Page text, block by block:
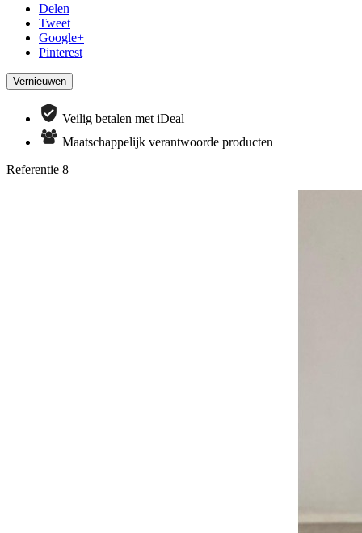
Delen
Tweet
Google+
Pinterest
Veilig betalen met iDeal
Maatschappelijk verantwoorde producten
Referentie 8